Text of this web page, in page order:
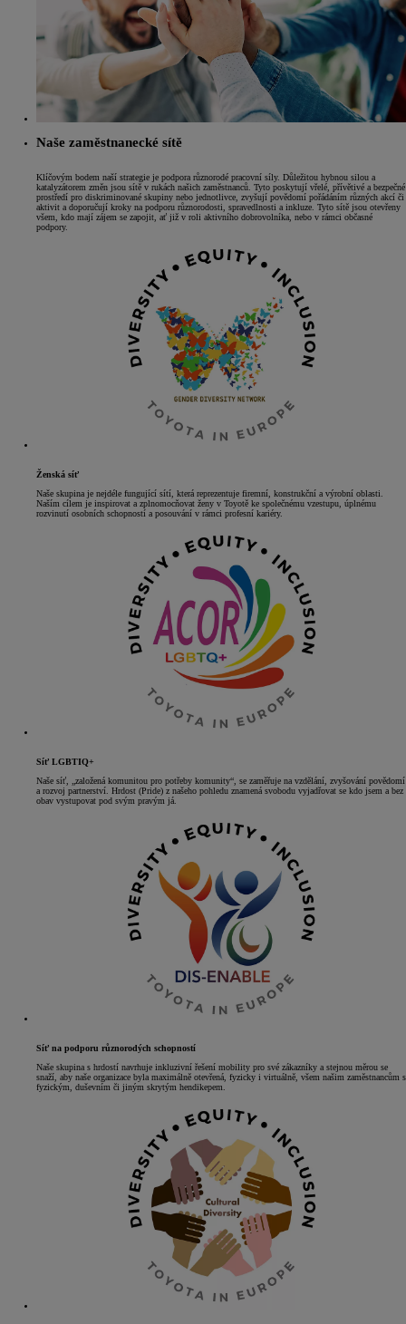
Naše zaměstnanecké sítě
Klíčovým bodem naší strategie je podpora různorodé pracovní síly. Důležitou hybnou silou a
katalyzátorem změn jsou sítě v rukách našich zaměstnanců. Tyto poskytují vřelé, přívětivé a bezpečné
prostředí pro diskriminované skupiny nebo jednotlivce, zvyšují povědomí pořádáním různých akcí či
aktivit a doporučují kroky na podporu různorodosti, spravedlnosti a inkluze. Tyto sítě jsou otevřeny
všem, kdo mají zájem se zapojit, ať již v roli aktivního dobrovolníka, nebo v rámci občasné
podpory.
Ženská síť
Naše skupina je nejdéle fungující sítí, která reprezentuje firemní, konstrukční a výrobní oblasti.
Naším cílem je inspirovat a zplnomocňovat ženy v Toyotě ke společnému vzestupu, úplnému
rozvinutí osobních schopností a posouvání v rámci profesní kariéry.
Síť LGBTIQ+
Naše síť, „založená komunitou pro potřeby komunity“, se zaměřuje na vzdělání, zvyšování povědomí
a rozvoj partnerství. Hrdost (Pride) z našeho pohledu znamená svobodu vyjadřovat se kdo jsem a bez
obav vystupovat pod svým pravým já.
Síť na podporu různorodých schopností
Naše skupina s hrdostí navrhuje inkluzivní řešení mobility pro své zákazníky a stejnou měrou se
snaží, aby naše organizace byla maximálně otevřená, fyzicky i virtuálně, všem našim zaměstnancům s
fyzickým, duševním či jiným skrytým hendikepem.